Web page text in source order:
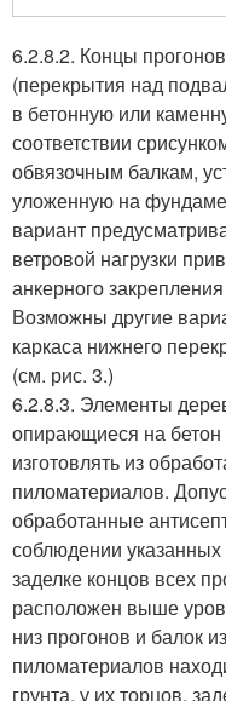
6.2.8.2. Концы
(перекрытия над
в бетонную или
соответствии с
обвязочным балкам,
уложенную на
вариант
ветровой нагрузки
анкерного
Возможны другие
каркаса нижнего
(см. рис. 3.)
6.2.8.3. Элементы
опирающиеся на бетон
изготовлять из
пиломатериалов.
обработанные
соблюдении указанных
заделке концов всех
расположен выше
низ прогонов и балок
пиломатериалов
грунта, у их торцов,